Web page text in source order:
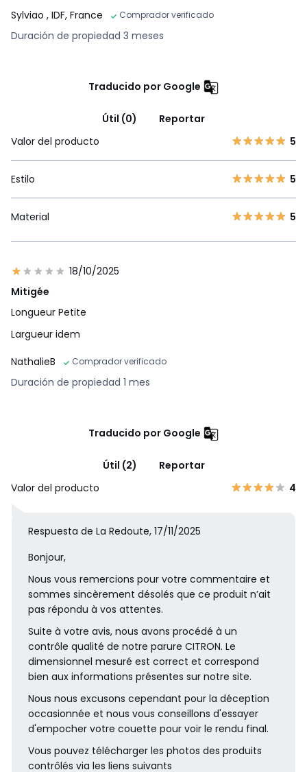
Sylviao , IDF, France Comprador verificado
Duración de propiedad 3 meses
Traducido por Google
Útil (0)
Reportar
Valor del producto
5
Estilo 5
Material 5
18/10/2025
Mitigée
Longueur Petite
Largueur idem
NathalieB
Comprador verificado
Duración de propiedad 1 mes
Traducido por Google
Útil (2)
Reportar
Valor del producto
4
Respuesta de La Redoute, 17/11/2025
Bonjour,
Nous vous remercions pour votre commentaire et
sommes sincèrement désolés que ce produit n’ait
pas répondu à vos attentes.
Suite à votre avis, nous avons procédé à un
contrôle qualité de notre parure CITRON. Le
dimensionnel mesuré est correct et correspond
bien aux informations présentes sur notre site.
Nous nous excusons cependant pour la déception
occasionnée et nous vous conseillons d'essayer
d'empocher votre couette pour voir le rendu final.
Vous pouvez télécharger les photos des produits
contrôlés via les liens suivants